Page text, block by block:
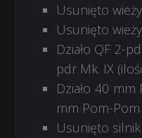
Usunięto
Usunięto
Działo QF 2-
pdr Mk. IX
Działo 40
mm Pom-Pom
Usunięto silnik